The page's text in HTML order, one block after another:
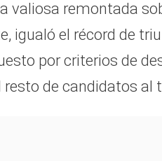
valiosa remontada
igualó el récord de
por criterios de
resto de candidatos al